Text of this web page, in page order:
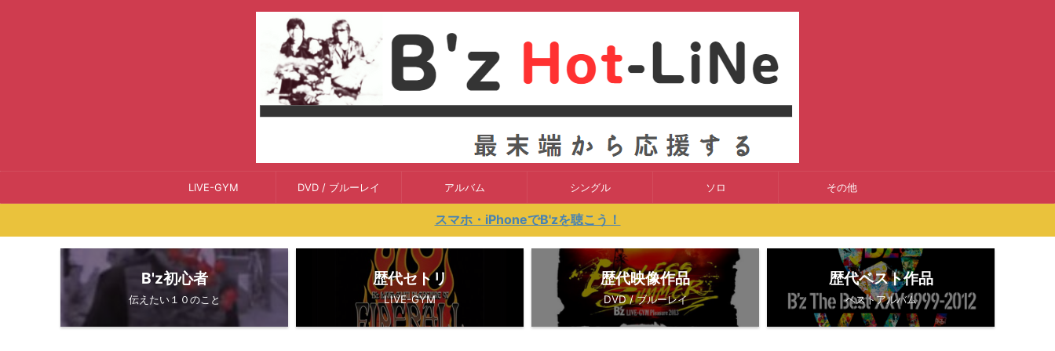
LIVE-GYM DVD / ブルーレイ アルバム シングル ソロ その他
スマホ・iPhoneでB'zを聴こう！
B'z初心者
伝えたい１０のこと
歴代セトリ
LIVE-GYM
歴代映像作品
DVD / ブルーレイ
歴代ベスト作品
ベストアルバム